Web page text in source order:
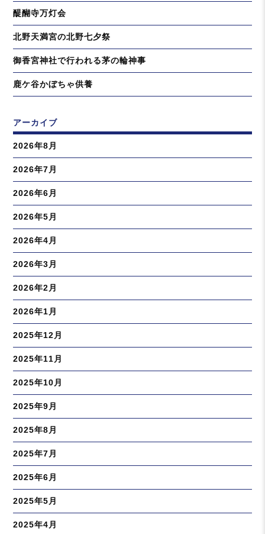
醍醐寺万灯会
北野天満宮の北野七夕祭
御香宮神社で行われる茅の輪神事
鹿ケ谷かぼちゃ供養
アーカイブ
2026年8月
2026年7月
2026年6月
2026年5月
2026年4月
2026年3月
2026年2月
2026年1月
2025年12月
2025年11月
2025年10月
2025年9月
2025年8月
2025年7月
2025年6月
2025年5月
2025年4月